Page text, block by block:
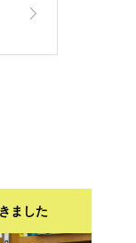
ました